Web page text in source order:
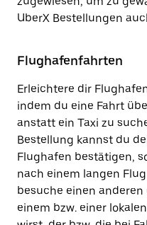
UberX Bestellungen
Flughafenfahrten
Erleichtere dir
indem du eine Fahrt
anstatt ein Taxi zu
Bestellung kannst du
Flughafen bestätigen,
nach einem langen
besuche einen anderen
einem bzw. einer